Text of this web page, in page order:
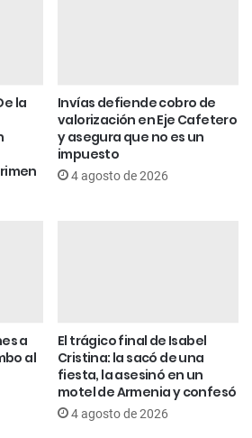
la
Invías defiende cobro de
valorización en Eje Cafetero
y asegura que no es un
impuesto
4 agosto de 2026
a
al
El trágico final de Isabel
Cristina: la sacó de una
fiesta, la asesinó en un
motel de Armenia y confesó
4 agosto de 2026